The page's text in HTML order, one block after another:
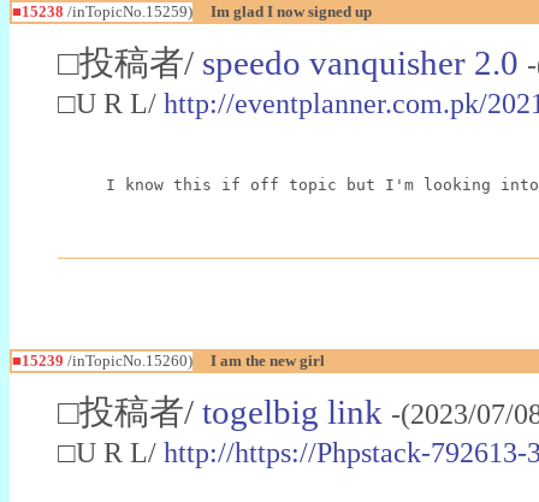
■15238 /inTopicNo.15259) Im glad I now signed up
□投稿者/ speedo vanquisher 2.0
□U R L/ http://eventplanner.com.pk/
I know this if off topic but I'm looking into
■15239 /inTopicNo.15260) I am the new girl
□投稿者/ togelbig link -(2023/07/
□U R L/ http://https://Phpstack-792613-